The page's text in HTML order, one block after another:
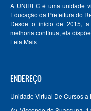
A UNIREC é uma unidade
Educação da Prefeitura do
Desde o início de 2015, a
melhoria contínua, ela
Leia Mais
ENDEREÇO
Unidade Virtual De Cursos a